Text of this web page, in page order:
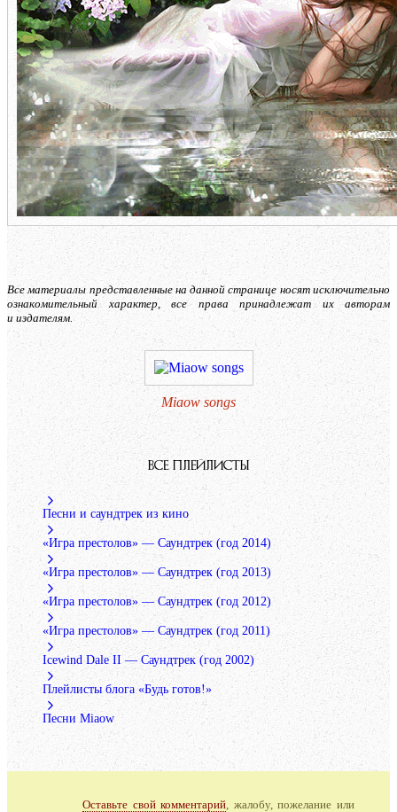
Все материалы представленные на данной странице носят исключительно
ознакомительный характер, все права принадлежат их авторам
и издателям.
Miaow songs
ВСЕ ПЛЕЙЛИСТЫ
Песни и саундтрек из кино
«Игра престолов» — Саундтрек (год 2014)
«Игра престолов» — Саундтрек (год 2013)
«Игра престолов» — Саундтрек (год 2012)
«Игра престолов» — Саундтрек (год 2011)
Icewind Dale II — Саундтрек (год 2002)
Плейлисты блога «Будь готов!»
Песни Miaow
Оставьте свой комментарий, жалобу, пожелание или